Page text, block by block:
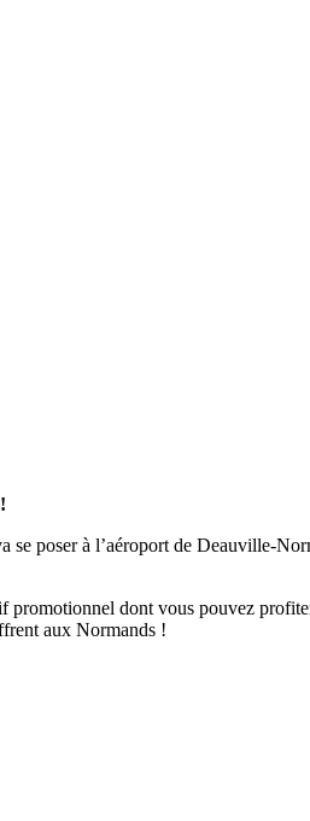
se poser à l’aéroport de Deauville-
promotionnel dont vous pouvez
aux Normands !